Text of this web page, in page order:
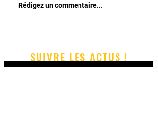
Rédigez un commentaire...
SUIVRE LES ACTUS !